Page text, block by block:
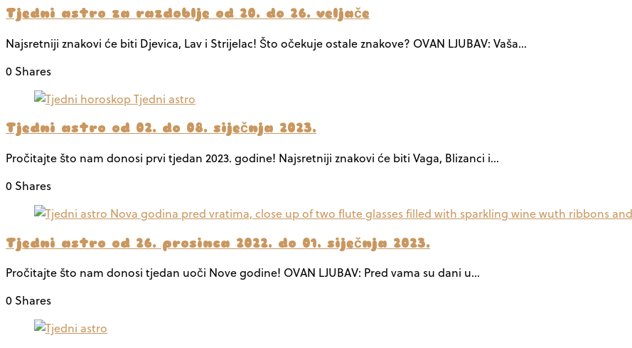
Tjedni astro za razdoblje od 20. do 26. veljače
Najsretniji znakovi će biti Djevica, Lav i Strijelac! Što očekuje ostale znakove? OVAN LJUBAV: Vaša…
0 Shares
Tjedni astro od 02. do 08. siječnja 2023.
Pročitajte što nam donosi prvi tjedan 2023. godine! Najsretniji znakovi će biti Vaga, Blizanci i…
0 Shares
Tjedni astro od 26. prosinca 2022. do 01. siječnja 2023.
Pročitajte što nam donosi tjedan uoči Nove godine! OVAN LJUBAV: Pred vama su dani u…
0 Shares